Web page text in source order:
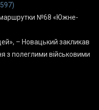
маршрутки №68 «Южне-
– Новацький закликав
з полеглими військовими